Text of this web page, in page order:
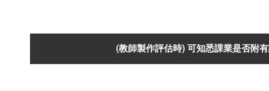
(教師製作評估時) 可知悉課業是否附